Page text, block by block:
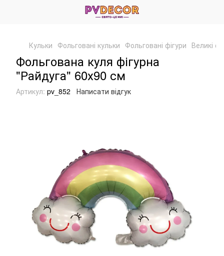
Кульки Фольговані кульки Фольговані фігури Великі
Фольгована куля фігурна
"Райдуга" 60х90 см
Артикул: pv_852 Написати відгук